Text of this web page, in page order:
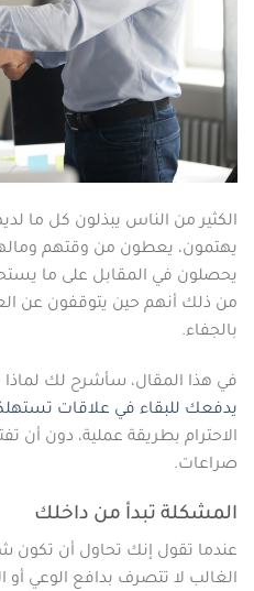
الكثير من الناس يبذلون كل ما
يهتمون، يعطون من وقتهم
يحصلون في المقابل على ما
من ذلك أنهم حين يتوقفون عن
بالجفاء.
في هذا المقال، سأشرح لك لماذا
يدفعك للبقاء في علاقات
الاحترام بطريقة عملية، دون
صراعات.
المشكلة تبدأ من داخلك
عندما تقول إنك تحاول أن تكون
الغالب لا تتصرف بدافع الوعي أو